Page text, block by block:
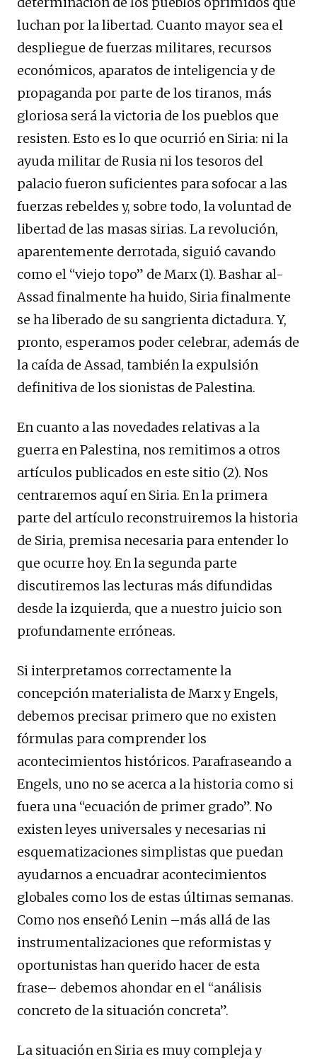
luchan por la libertad. Cuanto mayor sea el
despliegue de fuerzas militares, recursos
económicos, aparatos de inteligencia y de
propaganda por parte de los tiranos, más
gloriosa será la victoria de los pueblos que
resisten. Esto es lo que ocurrió en Siria: ni la
ayuda militar de Rusia ni los tesoros del
palacio fueron suficientes para sofocar a las
fuerzas rebeldes y, sobre todo, la voluntad de
libertad de las masas sirias. La revolución,
aparentemente derrotada, siguió cavando
como el “viejo topo” de Marx (1). Bashar al-
Assad finalmente ha huido, Siria finalmente
se ha liberado de su sangrienta dictadura. Y,
pronto, esperamos poder celebrar, además de
la caída de Assad, también la expulsión
definitiva de los sionistas de Palestina.
En cuanto a las novedades relativas a la
guerra en Palestina, nos remitimos a otros
artículos publicados en este sitio (2). Nos
centraremos aquí en Siria. En la primera
parte del artículo reconstruiremos la historia
de Siria, premisa necesaria para entender lo
que ocurre hoy. En la segunda parte
discutiremos las lecturas más difundidas
desde la izquierda, que a nuestro juicio son
profundamente erróneas.
Si interpretamos correctamente la
concepción materialista de Marx y Engels,
debemos precisar primero que no existen
fórmulas para comprender los
acontecimientos históricos. Parafraseando a
Engels, uno no se acerca a la historia como si
fuera una “ecuación de primer grado”. No
existen leyes universales y necesarias ni
esquematizaciones simplistas que puedan
ayudarnos a encuadrar acontecimientos
globales como los de estas últimas semanas.
Como nos enseñó Lenin –más allá de las
instrumentalizaciones que reformistas y
oportunistas han querido hacer de esta
frase– debemos ahondar en el “análisis
concreto de la situación concreta”.
La situación en Siria es muy compleja y